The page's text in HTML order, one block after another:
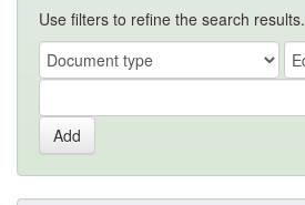
Use filters to refine the search results.